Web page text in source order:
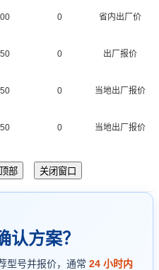
0 省内出厂价
0 出厂报价
0 当地出厂报价
0 当地出厂报价
认方案？
型号并报价，通常 24 小时内